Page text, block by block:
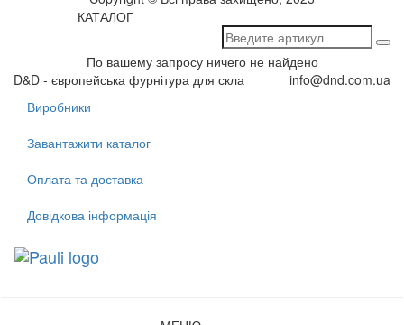
КАТАЛОГ
По вашему запросу ничего не найдено
D&D - європейська фурнітура для скла
info@dnd.com.ua
Виробники
Завантажити каталог
Оплата та доставка
Довідкова інформація